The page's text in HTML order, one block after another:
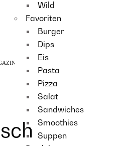
Wild
Favoriten
Burger
Dips
Eis
Pasta
Pizza
Salat
Sandwiches
Smoothies
Suppen